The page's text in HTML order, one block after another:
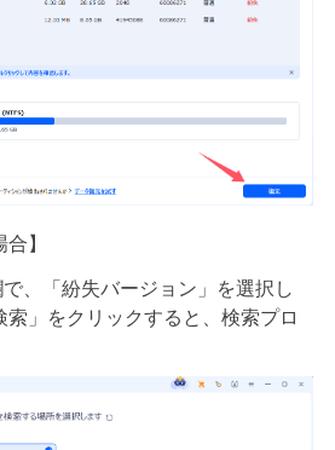
】
で、「紛失バージョン」を選択し
」をクリックすると、検索プロ